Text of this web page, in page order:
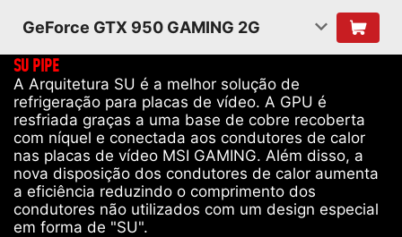
GeForce GTX 950 GAMING 2G
SU PIPE
A Arquitetura SU é a melhor solução de
refrigeração para placas de vídeo. A GPU é
resfriada graças a uma base de cobre recoberta
com níquel e conectada aos condutores de calor
nas placas de vídeo MSI GAMING. Além disso, a
nova disposição dos condutores de calor aumenta
a eficiência reduzindo o comprimento dos
condutores não utilizados com um design especial
em forma de "SU".